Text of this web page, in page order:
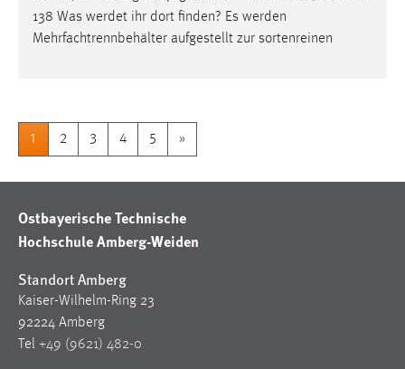
138 Was werdet ihr dort finden? Es werden
Mehrfachtrennbehälter aufgestellt zur sortenreinen
1 2 3 4 5 »
Ostbayerische Technische
Hochschule Amberg-Weiden
Standort Amberg
Kaiser-Wilhelm-Ring 23
92224 Amberg
Tel +49 (9621) 482-0